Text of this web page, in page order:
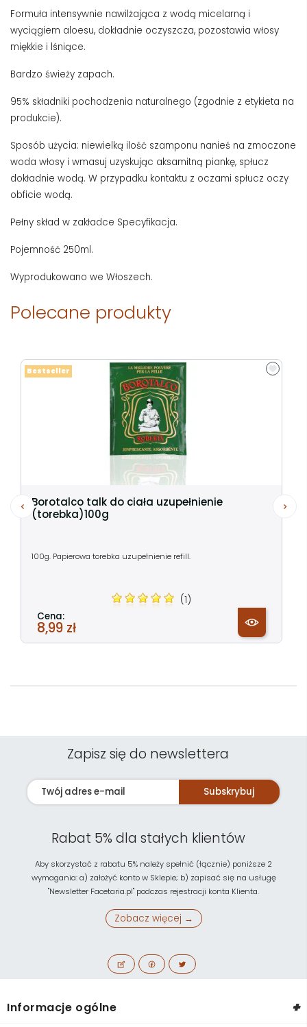
Formuła intensywnie nawilżająca z wodą micelarną i
wyciągiem aloesu, dokładnie oczyszcza, pozostawia włosy
miękkie i lśniące.
Bardzo świeży zapach.
95% składniki pochodzenia naturalnego (zgodnie z etykieta na
produkcie).
Sposób użycia: niewielką ilość szamponu nanieś na zmoczone
woda włosy i wmasuj uzyskując aksamitną piankę, spłucz
dokładnie wodą. W przypadku kontaktu z oczami spłucz oczy
obficie wodą.
Pełny skład w zakładce Specyfikacja.
Pojemność 250ml.
Wyprodukowano we Włoszech.
Polecane produkty
Borotalco talk do ciała uzupełnienie
(torebka)100g
100g. Papierowa torebka uzupełnienie refill.
(1)
Cena:
8,99 zł
Bestseller
Zapisz się do newslettera
Subskrybuj
Rabat 5% dla stałych klientów
Aby skorzystać z rabatu 5% należy spełnić (łącznie) poniższe 2
wymagania: a) założyć konto w Sklepie; b) zapisać się na usługę
"Newsletter Facetaria.pl" podczas rejestracji konta Klienta.
Zobacz więcej →
Informacje ogólne +